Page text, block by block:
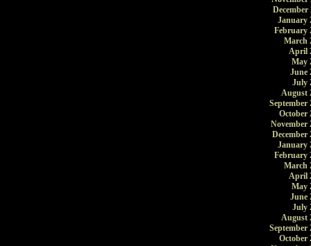
December
January
February
March
April
May
June
July
August
September
October
November
December
January
February
March
April
May
June
July
August
September
October